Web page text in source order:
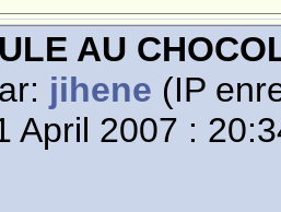
AU
jihene (IP
April 2007 :